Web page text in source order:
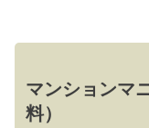
マンションマ
料）